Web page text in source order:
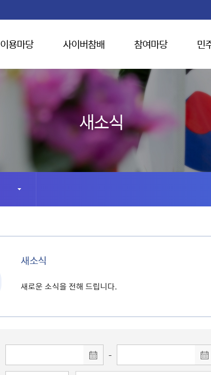
이용마당 사이버참배 참여마당 민
새소식
새소식
새로운 소식을 전해 드립니다.
-